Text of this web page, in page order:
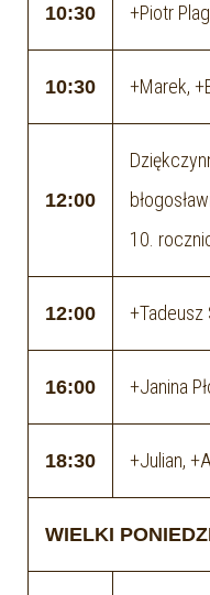
10:30 +Piotr
10:30 +Marek,
12:00
10.
12:00 +Tadeusz
16:00 +Janina
18:30 +Julian,
WIELKI